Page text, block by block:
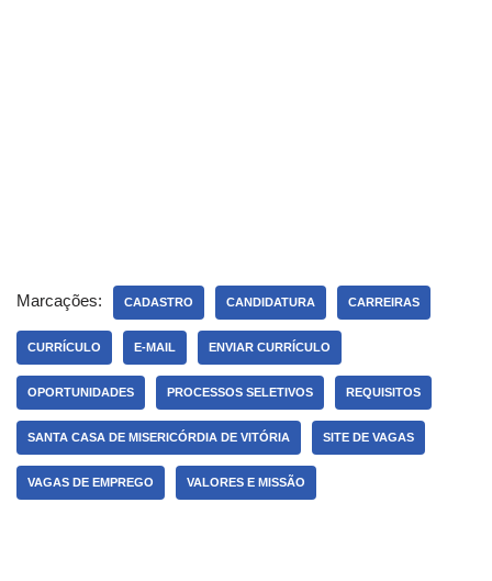
Marcações: CADASTRO CANDIDATURA CARREIRAS
CURRÍCULO E-MAIL ENVIAR CURRÍCULO
OPORTUNIDADES PROCESSOS SELETIVOS REQUISITOS
SANTA CASA DE MISERICÓRDIA DE VITÓRIA SITE DE VAGAS
VAGAS DE EMPREGO VALORES E MISSÃO